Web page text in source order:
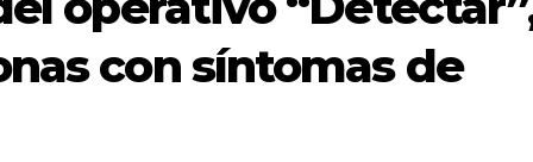
con síntomas de